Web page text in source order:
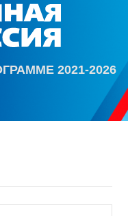
2021-2026